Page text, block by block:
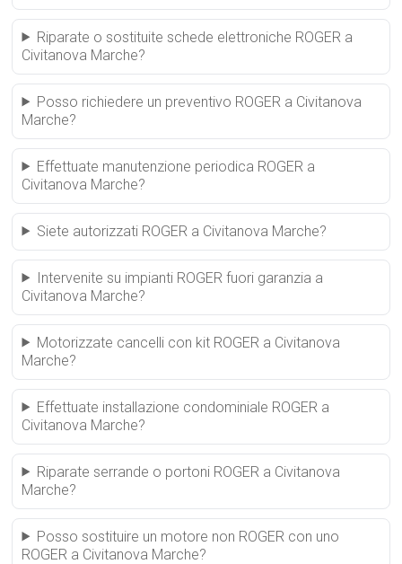
Riparate o sostituite schede elettroniche ROGER a
Civitanova Marche?
Posso richiedere un preventivo ROGER a Civitanova
Marche?
Effettuate manutenzione periodica ROGER a
Civitanova Marche?
Siete autorizzati ROGER a Civitanova Marche?
Intervenite su impianti ROGER fuori garanzia a
Civitanova Marche?
Motorizzate cancelli con kit ROGER a Civitanova
Marche?
Effettuate installazione condominiale ROGER a
Civitanova Marche?
Riparate serrande o portoni ROGER a Civitanova
Marche?
Posso sostituire un motore non ROGER con uno
ROGER a Civitanova Marche?